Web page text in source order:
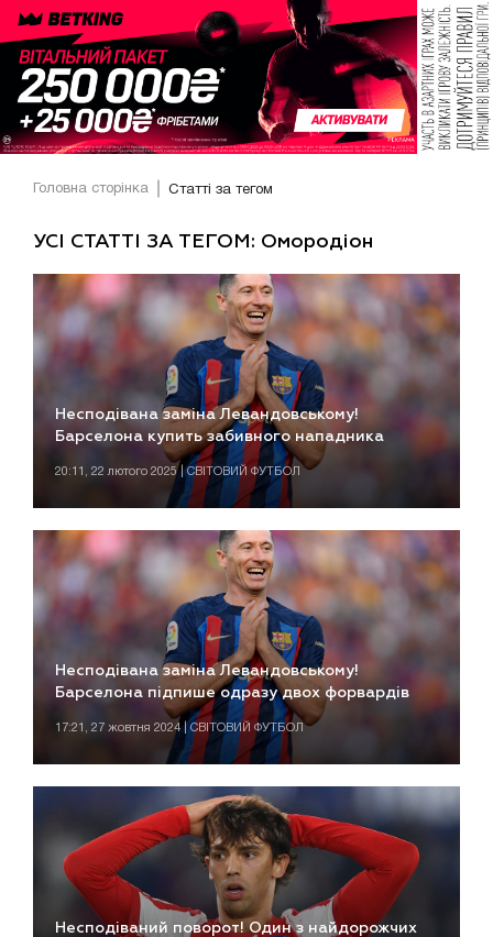
Головна сторінка Статті за тегом
УСІ СТАТТІ ЗА ТЕГОМ: Омородіон
Несподівана заміна Левандовському!
Барселона купить забивного нападника
20:11, 22 лютого 2025 | СВІТОВИЙ ФУТБОЛ
Несподівана заміна Левандовському!
Барселона підпише одразу двох форвардів
17:21, 27 жовтня 2024 | СВІТОВИЙ ФУТБОЛ
Несподіваний поворот! Один з найдорожчих